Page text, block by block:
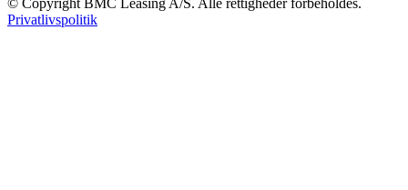
Privatlivspolitik